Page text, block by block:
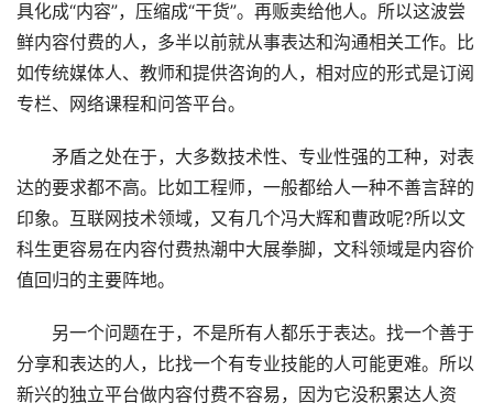
具化成“内容”，压缩成“干货”。再贩卖给他人。所以这波尝
鲜内容付费的人，多半以前就从事表达和沟通相关工作。比
如传统媒体人、教师和提供咨询的人，相对应的形式是订阅
专栏、网络课程和问答平台。
矛盾之处在于，大多数技术性、专业性强的工种，对表
达的要求都不高。比如工程师，一般都给人一种不善言辞的
印象。互联网技术领域，又有几个冯大辉和曹政呢?所以文
科生更容易在内容付费热潮中大展拳脚，文科领域是内容价
值回归的主要阵地。
另一个问题在于，不是所有人都乐于表达。找一个善于
分享和表达的人，比找一个有专业技能的人可能更难。所以
新兴的独立平台做内容付费不容易，因为它没积累达人资